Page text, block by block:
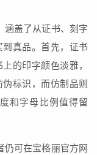
涵盖了从证书、刻字
真品。首先，证书
的印字颜色淡雅，
标识，而仿制品则
和字母比例值得留
仍可在宝格丽官方网